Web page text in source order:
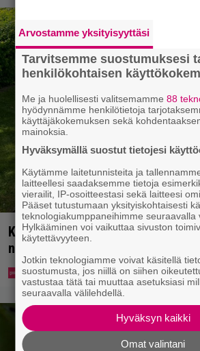
Koululaisille jaetaan ilmaisia
näin voit lunastaa omasi S-
Arvostamme yksityisyyttäsi
Tarvitsemme suostumuksesi
henkilökohtaisen
Me ja huolellisesti valitsemamme88
hyödynnämme henkilötietoja
käyttäjäkokemuksen sekä
mainoksia.
Hyväksymällä suostut tietojesi
Käytämme laitetunnisteita ja
laitteellesi saadaksemme tietoja
vierailit, IP-osoitteestasi sekä laitteesi
Pääset tutustumaan yksityiskohtaisesti
teknologiakumppaneihimme seuraavalla
Hylkääminen voi vaikuttaa sivuston
käytettävyyteen.
Jotkin teknologiamme voivat käsitellä
suostumusta, jos niillä on siihen
vastustaa tätä tai muuttaa asetuksiasi
seuraavalla välilehdellä.
Hyväksyn kaikki
Omat valintani